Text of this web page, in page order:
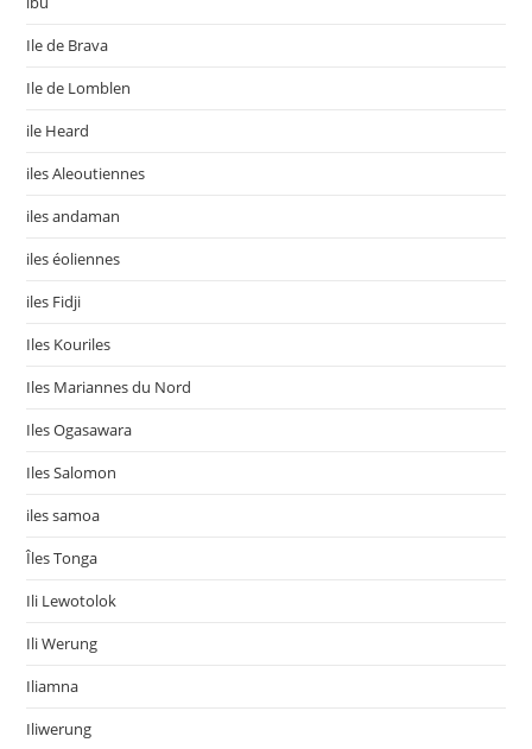
Ile de Brava
Ile de Lomblen
ile Heard
iles Aleoutiennes
iles andaman
iles éoliennes
iles Fidji
Iles Kouriles
Iles Mariannes du Nord
Iles Ogasawara
Iles Salomon
iles samoa
Îles Tonga
Ili Lewotolok
Ili Werung
Iliamna
Iliwerung